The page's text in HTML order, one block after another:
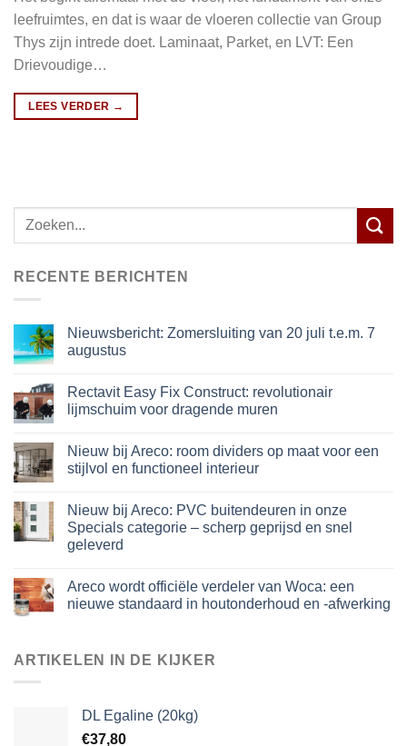
leefruimtes, en dat is waar de vloeren collectie van Group
Thys zijn intrede doet. Laminaat, Parket, en LVT: Een
Drievoudige…
LEES VERDER →
Zoeken
naar:
RECENTE BERICHTEN
Nieuwsbericht: Zomersluiting van 20 juli t.e.m. 7
augustus
Rectavit Easy Fix Construct: revolutionair
lijmschuim voor dragende muren
Nieuw bij Areco: room dividers op maat voor een
stijlvol en functioneel interieur
Nieuw bij Areco: PVC buitendeuren in onze
Specials categorie – scherp geprijsd en snel
geleverd
Areco wordt officiële verdeler van Woca: een
nieuwe standaard in houtonderhoud en -afwerking
ARTIKELEN IN DE KIJKER
DL Egaline (20kg)
€37,80